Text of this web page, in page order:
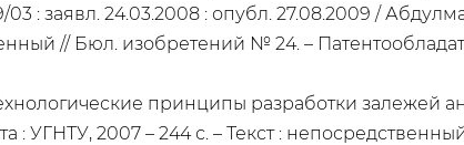
03 : заявл. 24.03.2008 : опубл. 27.08.2009 /
// Бюл. изобретений № 24. –
принципы разработки залежей
: УГНТУ, 2007 – 244 с. – Текст :